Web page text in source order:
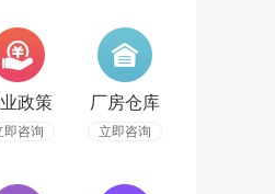
政策
即咨询
厂房仓库
立即咨询